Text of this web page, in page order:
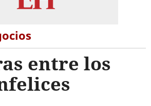
entre los